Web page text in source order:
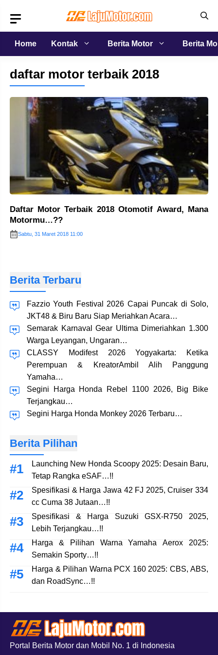
isi
Home
Kontak Berita Motor Berita
daftar motor terbaik 2018
Daftar Motor Terbaik 2018 Otomotif Award, Mana
Motormu…??
Sabtu, 31 Maret 2018 11:00
Berita Terbaru
Fazzio Youth Festival 2026 Capai Puncak di Solo,
JKT48 & Biru Baru Siap Meriahkan Acara…
Semarak Karnaval Gear Ultima Dimeriahkan 1.300
Warga Leyangan, Ungaran…
CLASSY Modifest 2026 Yogyakarta: Ketika
Perempuan & KreatorAmbil Alih Panggung
Yamaha…
Segini Harga Honda Rebel 1100 2026, Big Bike
Terjangkau…
Segini Harga Honda Monkey 2026 Terbaru…
Berita Pilihan
Launching New Honda Scoopy 2025: Desain Baru,
Tetap Rangka eSAF…!!
Spesifikasi & Harga Jawa 42 FJ 2025, Cruiser 334
cc Cuma 38 Jutaan…!!
Spesifikasi & Harga Suzuki GSX-R750 2025,
Lebih Terjangkau…!!
Harga & Pilihan Warna Yamaha Aerox 2025:
Semakin Sporty…!!
Harga & Pilihan Warna PCX 160 2025: CBS, ABS,
dan RoadSync…!!
Portal Berita Motor dan Mobil No. 1 di Indonesia